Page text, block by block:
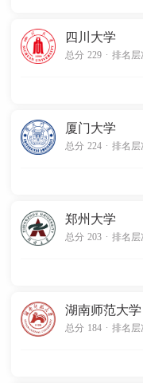
四川大学
总分 229 . 排名层
厦门大学
总分 224 . 排名层
郑州大学
总分 203 . 排名层
湖南师范大学
总分 184 . 排名层